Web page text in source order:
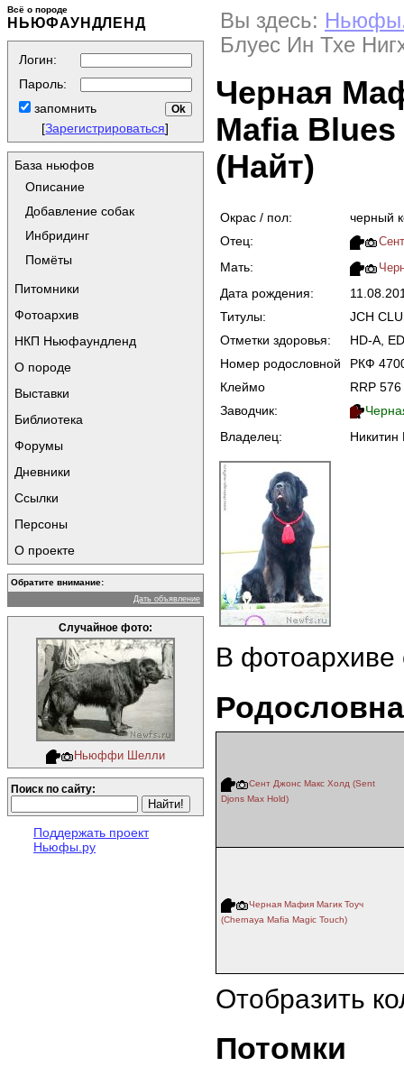
Всё о породе
НЬЮФАУНДЛЕНД
Логин:
Пароль:
запомнить
[Зарегистрироваться]
База ньюфов
Описание
Добавление собак
Инбридинг
Помёты
Питомники
Фотоархив
НКП Ньюфаундленд
О породе
Выставки
Библиотека
Форумы
Дневники
Ссылки
Персоны
О проекте
Обратите внимание:
Дать объявление
Случайное фото:
Ньюффи Шелли
Поиск по сайту:
Поддержать проект
Ньюфы.ру
Вы здесь:
Блуес Ин Тхе
Черная
Mafia
(Найт)
Окрас / пол:
черный
Отец:
Мать:
Дата рождения:
Титулы:
JCH
Отметки здоровья:
HD-A,
Номер родословной
РКФ
Клеймо
RRP 576
Заводчик:
Владелец:
В фотоархиве
Сент Джонс Макс Холд (Sent
Djons Max Hold)
Черная Мафия Магик Тоуч
(Chernaya Mafia Magic Touch)
Отобразить
Потомки